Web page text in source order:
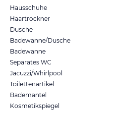
Hausschuhe
Haartrockner
Dusche
Badewanne/Dusche
Badewanne
Separates WC
Jacuzzi/Whirlpool
Toilettenartikel
Bademantel
Kosmetikspiegel